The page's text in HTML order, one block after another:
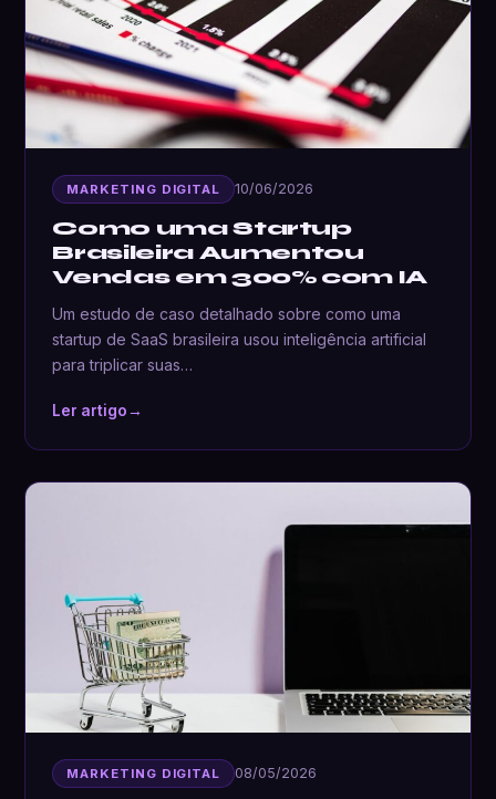
MARKETING DIGITAL 10/06/2026
Como uma Startup
Brasileira Aumentou
Vendas em 300% com IA
Um estudo de caso detalhado sobre como uma
startup de SaaS brasileira usou inteligência artificial
para triplicar suas…
Ler artigo→
MARKETING DIGITAL 08/05/2026